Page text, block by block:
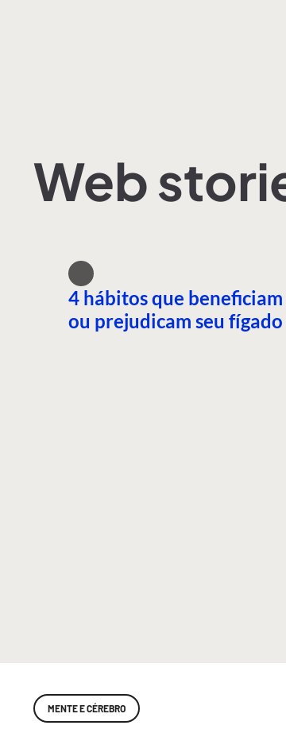
Web
4 hábitos que beneficiam
ou prejudicam seu fígado
MENTE E CÉREBRO